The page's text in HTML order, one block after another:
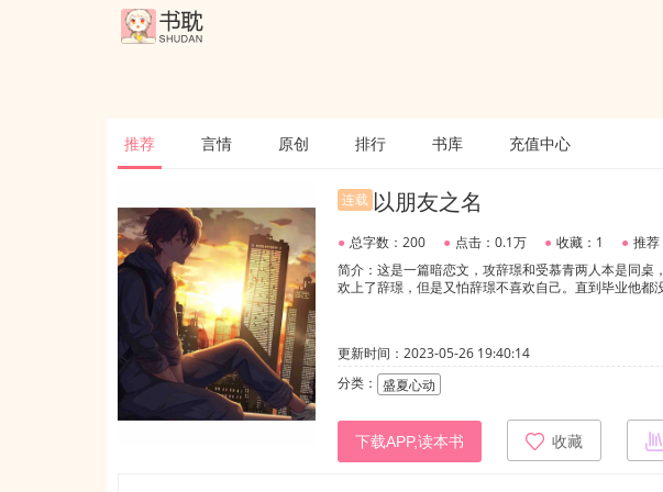
推荐 言情 原创 排行 书库 充值中心
连载 以朋友之名
● 总字数：200 ● 点击：0.1万 ● 收藏：1 ● 推
简介：这是一篇暗恋文，攻辞璟和受慕青两人本是同
欢上了辞璟，但是又怕辞璟不喜欢自己。直到毕业他都
更新时间：2023-05-26 19:40:14
分类： 盛夏心动
下载APP,读本书 收藏